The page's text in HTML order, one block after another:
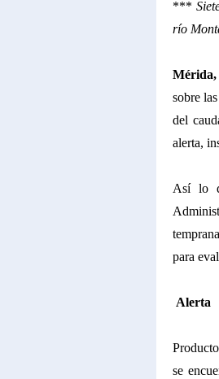
***
río
Mérida,
sobre
del
alerta,
Así lo
para
Alerta
se